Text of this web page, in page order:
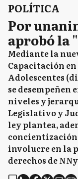
POLÍTICA
Por
aprobó la
Mediante la
Capacitación en
Adolescentes
se desempeñen
niveles y
Legislativo y
ley plantea,
concientización
involucre en la
derechos de